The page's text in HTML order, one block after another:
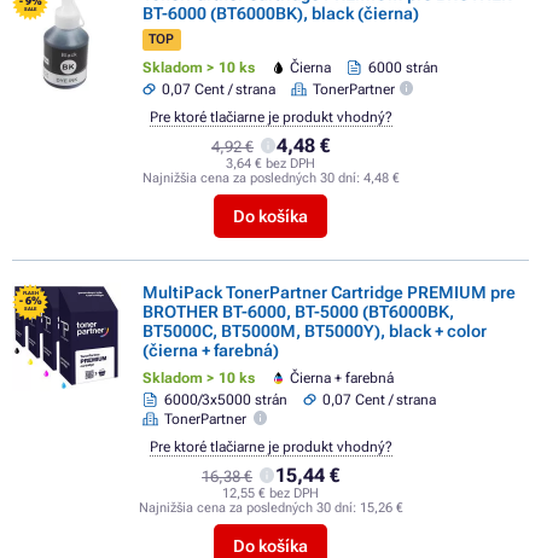
SALE
BT-6000 (BT6000BK), black (čierna)
TOP
Skladom > 10 ks Čierna
6000 strán
0,07 Cent / strana
TonerPartner
4,92 € 4,48 €
3,64 € bez DPH
Najnižšia cena za posledných 30 dní: 4,48 €
Do košíka
Pre ktoré tlačiarne je produkt vhodný?
FLASH
- 6%
SALE
MultiPack TonerPartner Cartridge PREMIUM pre
BROTHER BT-6000, BT-5000 (BT6000BK,
BT5000C, BT5000M, BT5000Y), black + color
(čierna + farebná)
Skladom > 10 ks
Čierna + farebná
6000/3x5000 strán
0,07 Cent / strana
TonerPartner
16,38 € 15,44 €
12,55 € bez DPH
Najnižšia cena za posledných 30 dní: 15,26 €
Do košíka
Pre ktoré tlačiarne je produkt vhodný?